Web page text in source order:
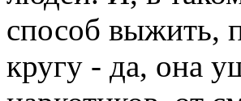
способ выжить,
кругу - да, она